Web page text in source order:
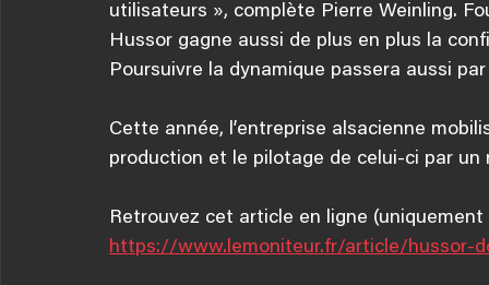
utilisateurs », complète Pierre Weinling.
Hussor gagne aussi de plus en plus la
Poursuivre la dynamique passera aussi
Cette année, l’entreprise alsacienne
production et le pilotage de celui-ci par un
Retrouvez cet article en ligne
https://www.lemoniteur.fr/article/hussor-